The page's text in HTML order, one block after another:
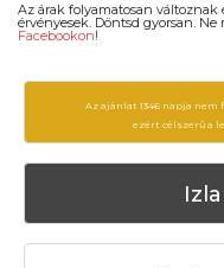
Az árak folyamatosan
érvényesek. Döntsd gyorsan.
Facebookon!
Az ajánlat 1346 napja
ezért célszerű a